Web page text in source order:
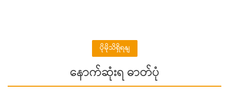
ပိုမိုသိရှိရနျ
နောက်ဆုံးရ ဓာတ်ပုံ